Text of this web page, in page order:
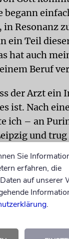
begann
Resonanz
ein Teil
hat auch
Beruf
der Arzt ein
ist. Nach
ich – an
und
keine leichte
Was ist
einem
Sie
erfahren, die
auf unserer
.